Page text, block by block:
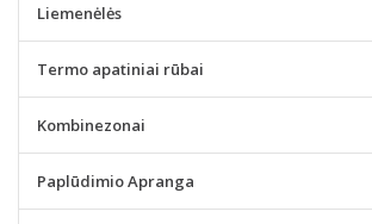
Liemenėlės
Termo apatiniai rūbai
Kombinezonai
Paplūdimio Apranga